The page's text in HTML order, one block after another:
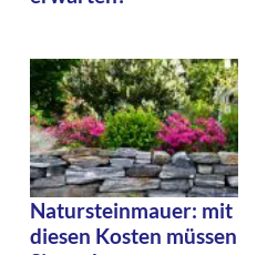
Natursteinmauer: mit
diesen Kosten müssen